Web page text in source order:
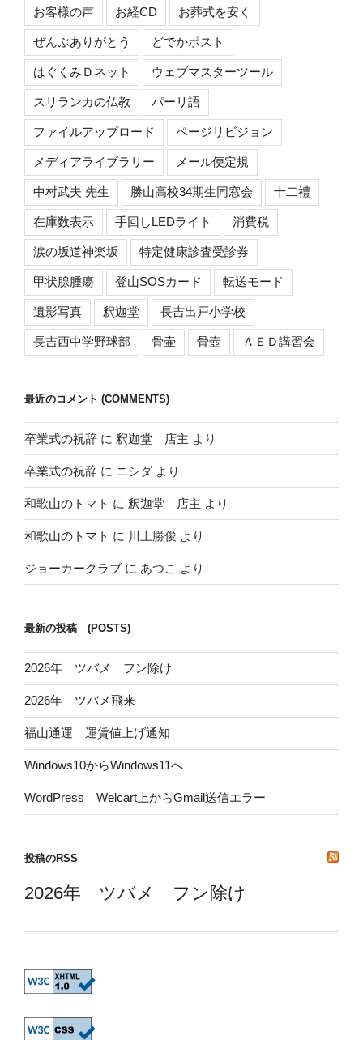
お客様の声 お経CD お葬式を安く
ぜんぶありがとう どでかポスト
はぐくみＤネット ウェブマスターツール
スリランカの仏教 パーリ語
ファイルアップロード ページリビジョン
メディアライブラリー メール便定規
中村武夫 先生 勝山高校34期生同窓会 十二禮
在庫数表示 手回しLEDライト 消費税
涙の坂道神楽坂 特定健康診査受診券
甲状腺腫瘍 登山SOSカード 転送モード
遺影写真 釈迦堂 長吉出戸小学校
長吉西中学野球部 骨壷 骨壺 ＡＥＤ講習会
最近のコメント (COMMENTS)
卒業式の祝辞 に 釈迦堂 店主 より
卒業式の祝辞 に ニシダ より
和歌山のトマト に 釈迦堂 店主 より
和歌山のトマト に 川上勝俊 より
ジョーカークラブ に あつこ より
最新の投稿 (POSTS)
2026年 ツバメ フン除け
2026年 ツバメ飛来
福山通運 運賃値上げ通知
Windows10からWindows11へ
WordPress Welcart上からGmail送信エラー
投稿のRSS
2026年 ツバメ フン除け